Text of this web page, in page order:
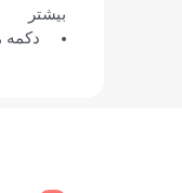
بیشتر
دکمه